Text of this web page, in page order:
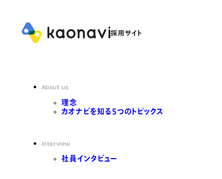
About us
理念
カオナビを知る5つのトピックス
Interview
社員インタビュー